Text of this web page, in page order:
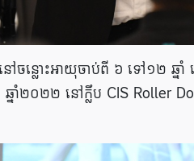
ចន្លោះ​អាយុ​ចាប់​​ពី​ ៦ ទៅ​១២ ឆ្នាំ
ឆ្នាំ​២០២២ ​នៅ​ក្លឹប​ ​CIS Roller